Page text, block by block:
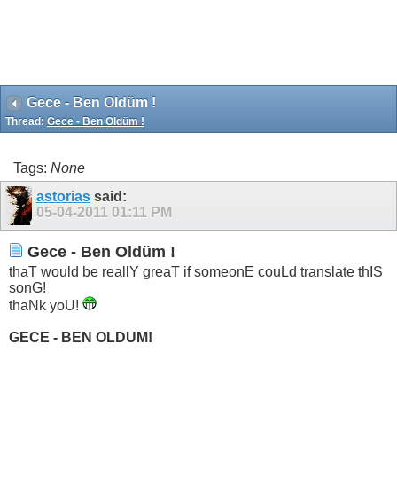
Gece - Ben Oldüm !
Thread: Gece - Ben Oldüm !
Tags: None
astoriassaid:
05-04-2011 01:11 PM
Gece - Ben Oldüm !
thaT would be reallY greaT if someonE couLd translate thIS
sonG!
thaNk yoU!
GECE - BEN OLDUM!